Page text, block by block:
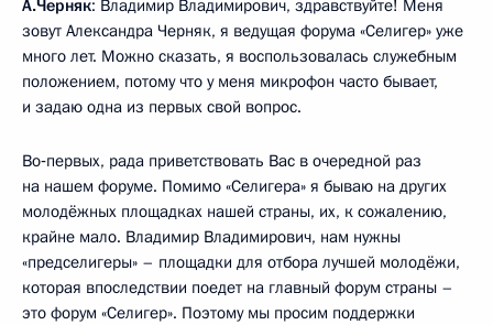
А.Черняк: Владимир Владимирович, здравствуйте! Меня
зовут Александра Черняк, я ведущая форума «Селигер» уже
много лет. Можно сказать, я воспользовалась служебным
положением, потому что у меня микрофон часто бывает,
и задаю одна из первых свой вопрос.
Во‑первых, рада приветствовать Вас в очередной раз
на нашем форуме. Помимо «Селигера» я бываю на других
молодёжных площадках нашей страны, их, к сожалению,
крайне мало. Владимир Владимирович, нам нужны
«предселигеры» – площадки для отбора лучшей молодёжи,
которая впоследствии поедет на главный форум страны –
это форум «Селигер». Поэтому мы просим поддержки